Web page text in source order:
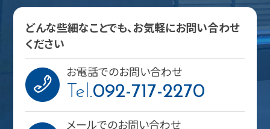
どんな些細なことでも、お気軽にお問い合わせ
ください
お電話でのお問い合わせ
Tel.092-717-2270
メールでのお問い合わせ